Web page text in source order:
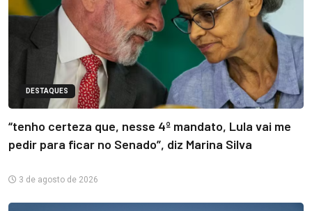
DESTAQUES
“tenho certeza que, nesse 4º mandato, Lula vai me
pedir para ficar no Senado”, diz Marina Silva
3 de agosto de 2026